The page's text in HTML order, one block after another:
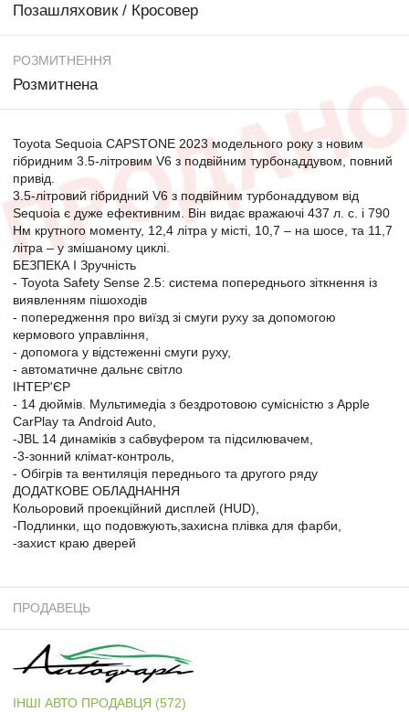
Позашляховик / Кросовер
РОЗМИТНЕННЯ
Розмитнена
Toyota Sequoia CAPSTONE 2023 модельного року з новим
гібридним 3.5-літровим V6 з подвійним турбонаддувом, повний
привід.
3.5-літровий гібридний V6 з подвійним турбонаддувом від
Sequoia є дуже ефективним. Він видає вражаючі 437 л. с. і 790
Нм крутного моменту, 12,4 літра у місті, 10,7 – на шосе, та 11,7
літра – у змішаному циклі.
БЕЗПЕКА І Зручність
- Toyota Safety Sense 2.5: система попереднього зіткнення із
виявленням пішоходів
- попередження про виїзд зі смуги руху за допомогою
кермового управління,
- допомога у відстеженні смуги руху,
- автоматичне дальнє світло
ІНТЕР'ЄР
- 14 дюймів. Мультимедіа з бездротовою сумісністю з Apple
CarPlay та Android Auto,
-JBL 14 динаміків з сабвуфером та підсилювачем,
-3-зонний клімат-контроль,
- Обігрів та вентиляція переднього та другого ряду
ДОДАТКОВЕ ОБЛАДНАННЯ
Кольоровий проекційний дисплей (HUD),
-Подлинки, що подовжують,захисна плівка для фарби,
-захист краю дверей
ПРОДАВЕЦЬ
ІНШІ АВТО ПРОДАВЦЯ (572)